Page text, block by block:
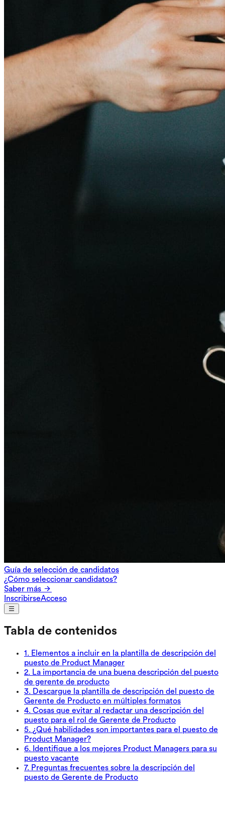
Guía de selección de candidatos
¿Cómo seleccionar candidatos?
Saber más
InscribirseAcceso
Tabla de contenidos
1 . Elementos a incluir en la plantilla de descripción del
puesto de Product Manager
2. La importancia de una buena descripción del puesto
de gerente de producto
3. Descargue la plantilla de descripción del puesto de
Gerente de Producto en múltiples formatos
4. Cosas que evitar al redactar una descripción del
puesto para el rol de Gerente de Producto
5. ¿Qué habilidades son importantes para el puesto de
Product Manager?
6. Identifique a los mejores Product Managers para su
puesto vacante
7. Preguntas frecuentes sobre la descripción del
puesto de Gerente de Producto